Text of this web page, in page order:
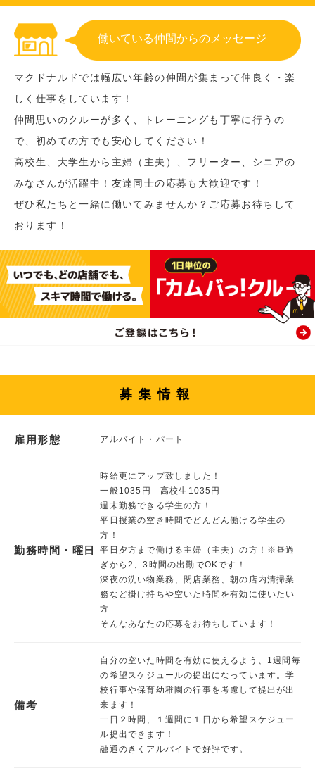
働いている仲間からのメッセージ
マクドナルドでは幅広い年齢の仲間が集まって仲良く・楽
しく仕事をしています！
仲間思いのクルーが多く、トレーニングも丁寧に行うの
で、初めての方でも安心してください！
高校生、大学生から主婦（主夫）、フリーター、シニアの
みなさんが活躍中！友達同士の応募も大歓迎です！
ぜひ私たちと一緒に働いてみませんか？ご応募お待ちして
おります！
募集情報
雇用形態 アルバイト・パート
勤務時間・曜日
時給更にアップ致しました！
一般1035円 高校生1035円
週末勤務できる学生の方！
平日授業の空き時間でどんどん働ける学生の
方！
平日夕方まで働ける主婦（主夫）の方！※昼過
ぎから2、3時間の出勤でOKです！
深夜の洗い物業務、閉店業務、朝の店内清掃業
務など掛け持ちや空いた時間を有効に使いたい
方
そんなあなたの応募をお待ちしています！
備考
自分の空いた時間を有効に使えるよう、1週間毎
の希望スケジュールの提出になっています。学
校行事や保育幼稚園の行事を考慮して提出が出
来ます！
一日２時間、１週間に１日から希望スケジュー
ル提出できます！
融通のきくアルバイトで好評です。